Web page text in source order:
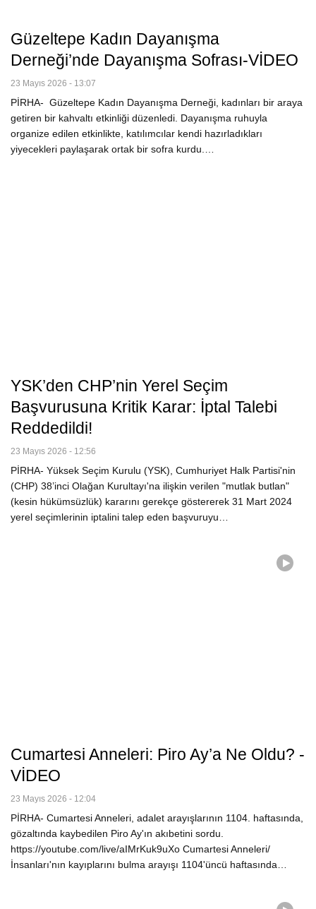
Güzeltepe Kadın Dayanışma
Derneği’nde Dayanışma Sofrası-VİDEO
23 Mayıs 2026 - 13:07
PİRHA- Güzeltepe Kadın Dayanışma Derneği, kadınları bir araya
getiren bir kahvaltı etkinliği düzenledi. Dayanışma ruhuyla
organize edilen etkinlikte, katılımcılar kendi hazırladıkları
yiyecekleri paylaşarak ortak bir sofra kurdu.…
YSK’den CHP’nin Yerel Seçim
Başvurusuna Kritik Karar: İptal Talebi
Reddedildi!
23 Mayıs 2026 - 12:56
PİRHA- Yüksek Seçim Kurulu (YSK), Cumhuriyet Halk Partisi'nin
(CHP) 38’inci Olağan Kurultayı'na ilişkin verilen "mutlak butlan"
(kesin hükümsüzlük) kararını gerekçe göstererek 31 Mart 2024
yerel seçimlerinin iptalini talep eden başvuruyu…
Cumartesi Anneleri: Piro Ay’a Ne Oldu? -
VİDEO
23 Mayıs 2026 - 12:04
PİRHA- Cumartesi Anneleri, adalet arayışlarının 1104. haftasında,
gözaltında kaybedilen Piro Ay'ın akıbetini sordu.
https://youtube.com/live/aIMrKuk9uXo Cumartesi Anneleri/
İnsanları'nın kayıplarını bulma arayışı 1104'üncü haftasında…